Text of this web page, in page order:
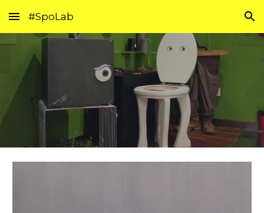
Skip to main content Skip to navigation
#SpoLab